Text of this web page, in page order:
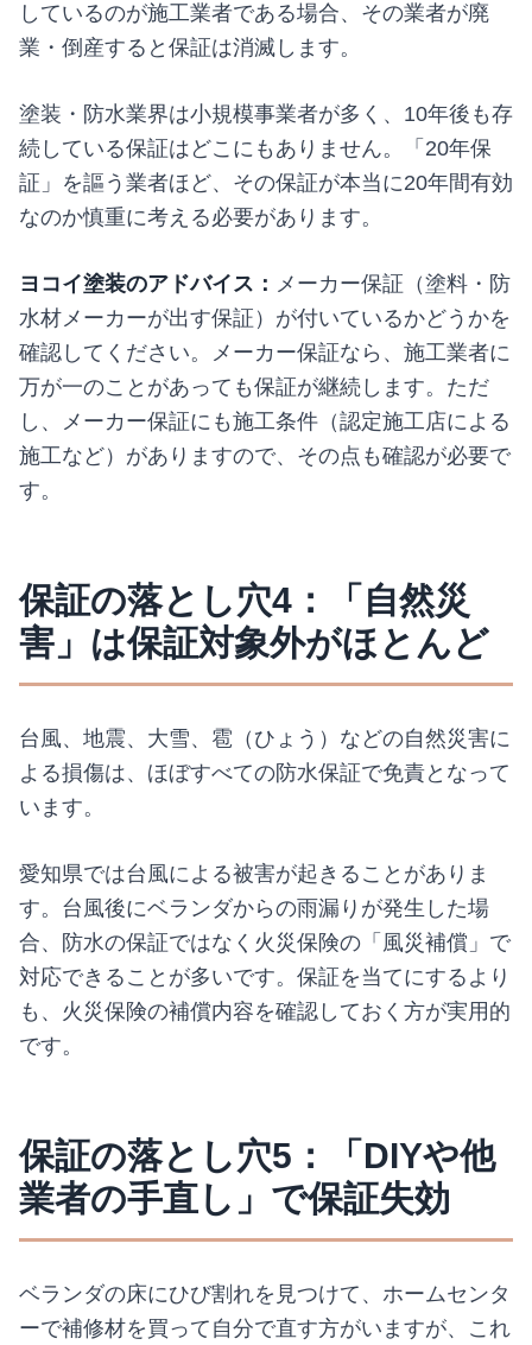
しているのが施工業者である場合、その業者が廃
業・倒産すると保証は消滅します。
塗装・防水業界は小規模事業者が多く、10年後も存
続している保証はどこにもありません。「20年保
証」を謳う業者ほど、その保証が本当に20年間有効
なのか慎重に考える必要があります。
ヨコイ塗装のアドバイス： メーカー保証（塗料・防
水材メーカーが出す保証）が付いているかどうかを
確認してください。メーカー保証なら、施工業者に
万が一のことがあっても保証が継続します。ただ
し、メーカー保証にも施工条件（認定施工店による
施工など）がありますので、その点も確認が必要で
す。
保証の落とし穴4：「自然災
害」は保証対象外がほとんど
台風、地震、大雪、雹（ひょう）などの自然災害に
よる損傷は、ほぼすべての防水保証で免責となって
います。
愛知県では台風による被害が起きることがありま
す。台風後にベランダからの雨漏りが発生した場
合、防水の保証ではなく火災保険の「風災補償」で
対応できることが多いです。保証を当てにするより
も、火災保険の補償内容を確認しておく方が実用的
です。
保証の落とし穴5：「DIYや他
業者の手直し」で保証失効
ベランダの床にひび割れを見つけて、ホームセンタ
ーで補修材を買って自分で直す方がいますが、これ